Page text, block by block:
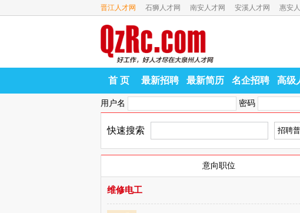
晋江人才网 石狮人才网 南安人才网 安溪人才网 惠安
首 页 最新招聘 最新简历 名企招聘 高级
用户名 密码
快速搜索
意向职位
维修电工